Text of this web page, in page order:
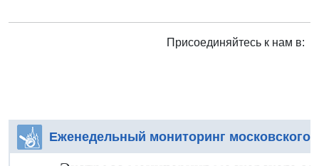
Присоединяйтесь к нам в:
Еженедельный мониторинг московского